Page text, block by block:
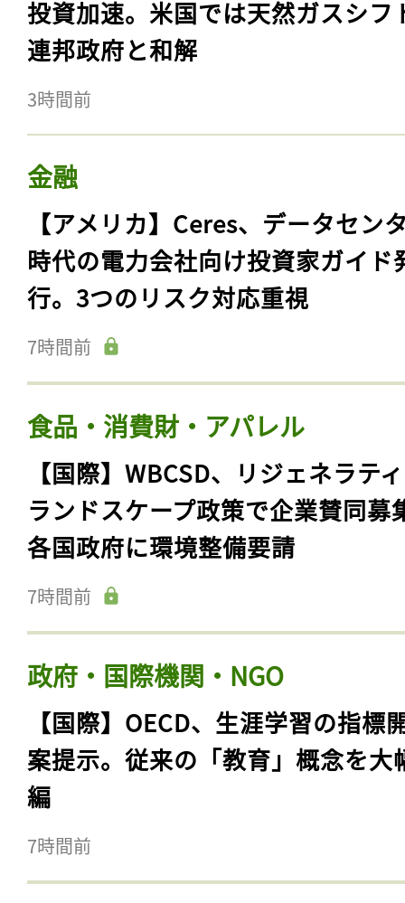
投資加速。米国では天然ガスシフ
連邦政府と和解
3時間前
金融
【アメリカ】Ceres、データセン
時代の電力会社向け投資家ガイド
行。3つのリスク対応重視
7時間前
食品・消費財・アパレル
【国際】WBCSD、リジェネラテ
ランドスケープ政策で企業賛同募
各国政府に環境整備要請
7時間前
政府・国際機関・NGO
【国際】OECD、生涯学習の指標
案提示。従来の「教育」概念を大
編
7時間前